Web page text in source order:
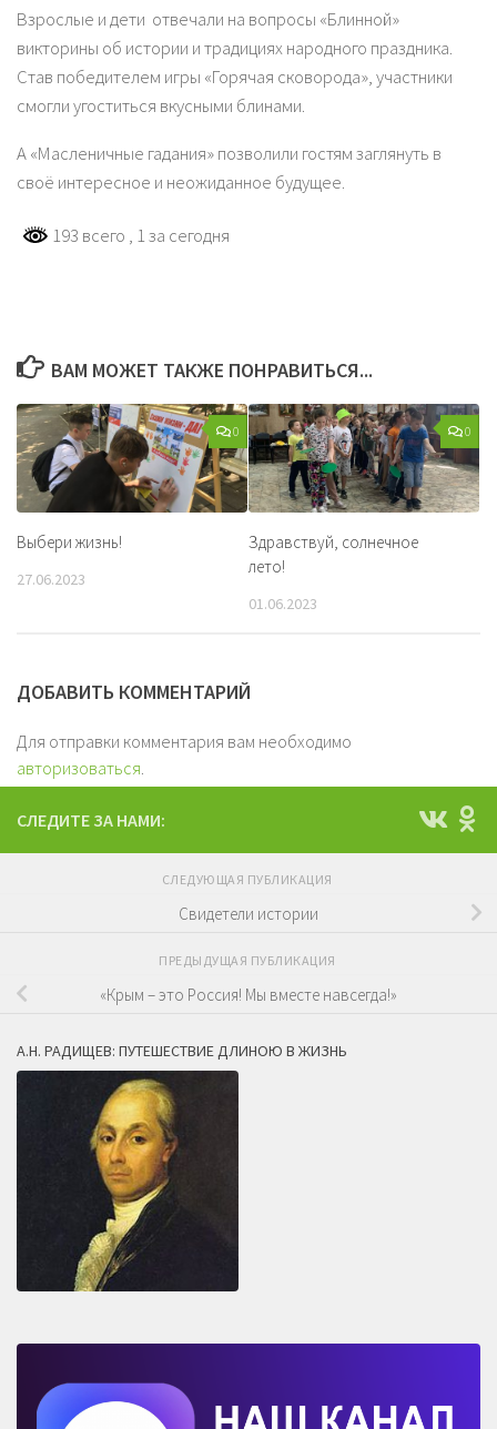
Взрослые и дети отвечали на вопросы «Блинной»
викторины об истории и традициях народного праздника.
Став победителем игры «Горячая сковорода», участники
смогли угоститься вкусными блинами.
А «Масленичные гадания» позволили гостям заглянуть в
своё интересное и неожиданное будущее.
193 всего , 1 за сегодня
ВАМ МОЖЕТ ТАКЖЕ ПОНРАВИТЬСЯ...
0
Выбери жизнь!
27.06.2023
0
Здравствуй, солнечное
лето!
01.06.2023
ДОБАВИТЬ КОММЕНТАРИЙ
Для отправки комментария вам необходимо
авторизоваться
СЛЕДИТЕ ЗА НАМИ:
СЛЕДУЮЩАЯ ПУБЛИКАЦИЯ
Свидетели истории
ПРЕДЫДУЩАЯ ПУБЛИКАЦИЯ
«Крым – это Россия! Мы вместе навсегда!»
А.Н. РАДИЩЕВ: ПУТЕШЕСТВИЕ ДЛИНОЮ В ЖИЗНЬ